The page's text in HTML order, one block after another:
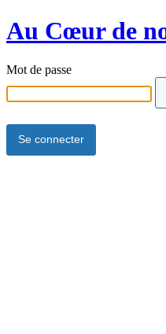
Au Cœur de
Mot de passe